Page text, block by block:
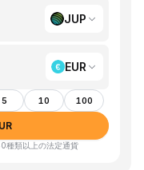
JUP
EUR
5 10 100
種類以上の法定通貨